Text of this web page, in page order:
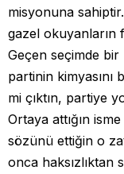
misyonuna
gazel
Geçen seçimde
partinin kimyasını
mi çıktın, partiye
Ortaya attığın
sözünü ettiğin o
onca haksızlıktan